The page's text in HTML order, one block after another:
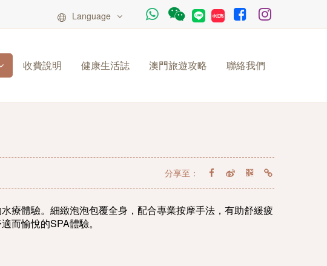
Language
收費說明 健康生活誌 澳門旅遊攻略 聯絡我們
分享至：
療體驗。細緻泡泡包覆全身，配合專業按摩手法，有助舒緩疲
而愉悅的SPA體驗。